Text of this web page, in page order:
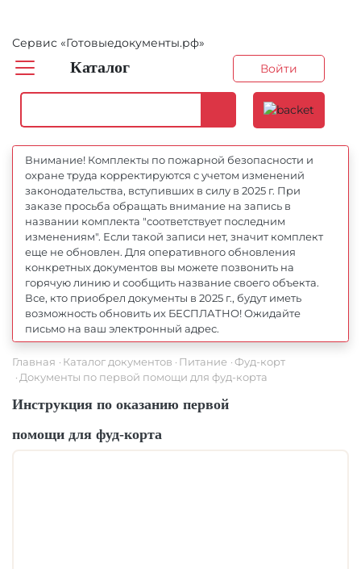
Сервис «Готовыедокументы.рф»
Каталог Войти
Внимание! Комплекты по пожарной безопасности и
охране труда корректируются с учетом изменений
законодательства, вступивших в силу в 2025 г. При
заказе просьба обращать внимание на запись в
названии комплекта "соответствует последним
изменениям". Если такой записи нет, значит комплект
еще не обновлен. Для оперативного обновления
конкретных документов вы можете позвонить на
горячую линию и сообщить название своего объекта.
Все, кто приобрел документы в 2025 г., будут иметь
возможность обновить их БЕСПЛАТНО! Ожидайте
письмо на ваш электронный адрес.
Главная Каталог документов Питание
Фуд-корт
Документы по первой помощи для фуд-корта
Инструкция по оказанию первой
помощи для фуд-корта